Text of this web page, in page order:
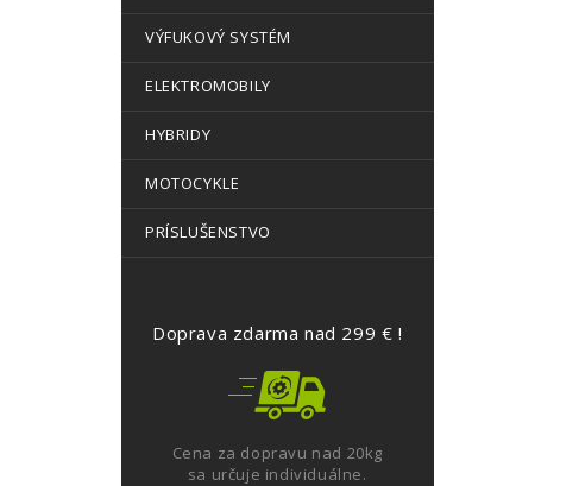
VÝFUKOVÝ SYSTÉM
ELEKTROMOBILY
HYBRIDY
MOTOCYKLE
PRÍSLUŠENSTVO
Doprava zdarma nad 299 € !
Cena za dopravu nad 20kg
sa určuje individuálne.